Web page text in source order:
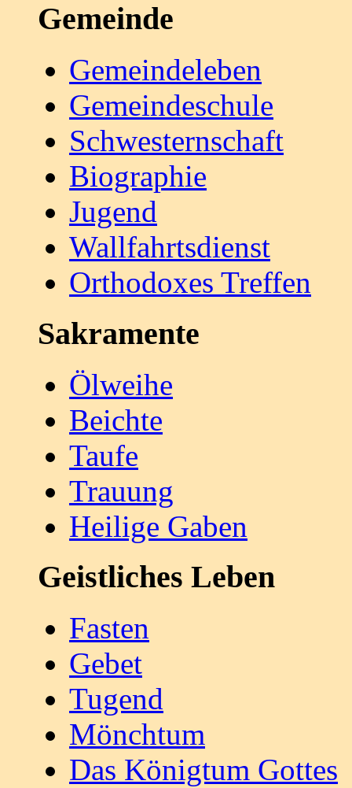
Gemeinde
Gemeindeleben
Gemeindeschule
Schwesternschaft
Biographie
Jugend
Wallfahrtsdienst
Orthodoxes Treffen
Sakramente
Ölweihe
Beichte
Taufe
Trauung
Heilige Gaben
Geistliches Leben
Fasten
Gebet
Tugend
Mönchtum
Das Königtum Gottes